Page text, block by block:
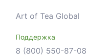
Art of Tea Global
Поддержка
8 (800) 550-87-08